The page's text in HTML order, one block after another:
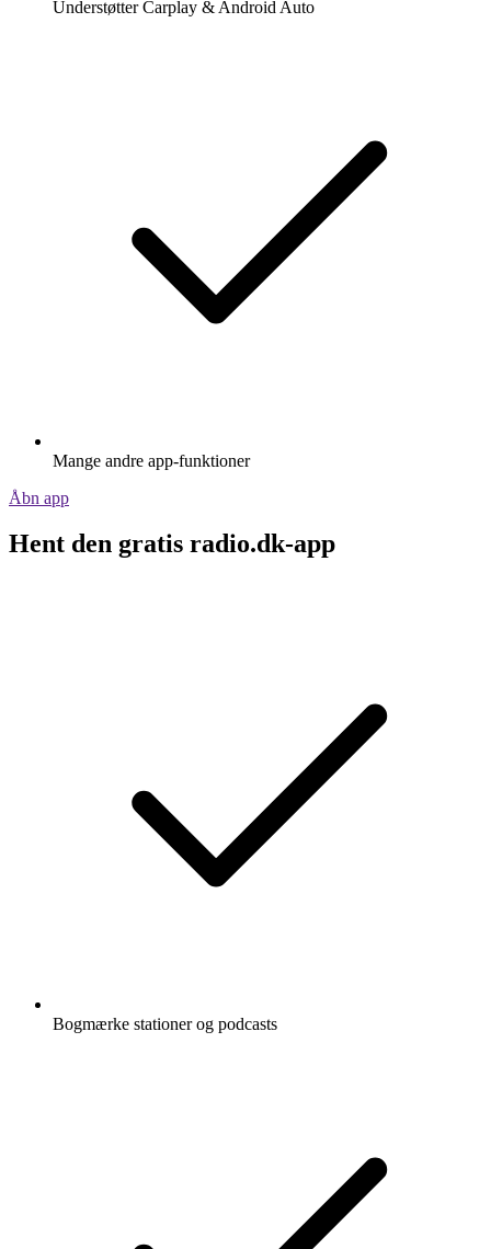
Understøtter Carplay & Android Auto
Mange andre app-funktioner
Åbn app
Hent den gratis radio.dk-app
Bogmærke stationer og podcasts